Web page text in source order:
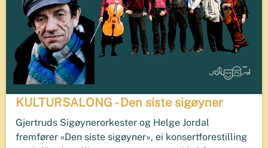
KULTURSALONG - Den siste sigøyner
Gjertruds Sigøynerorkester og Helge Jordal
fremfører «Den siste sigøyner», ei konsertforestilling